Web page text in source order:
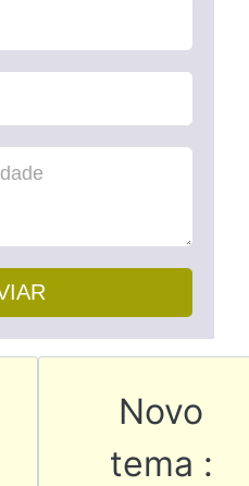
Notícias
Artigo
Novo
tema :